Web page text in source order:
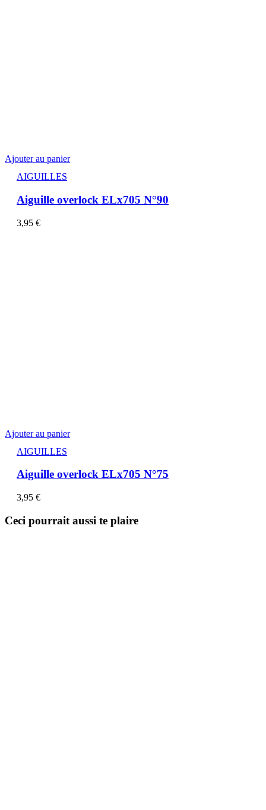
Ajouter au panier
AIGUILLES
Aiguille overlock ELx705 N°90
3,95 €
Ajouter au panier
AIGUILLES
Aiguille overlock ELx705 N°75
3,95 €
Ceci pourrait aussi te plaire